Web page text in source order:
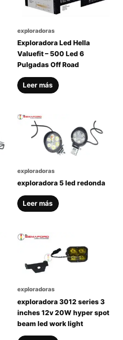
exploradoras
Exploradora Led Hella
Valuefit – 500 Led 6
Pulgadas Off Road
Leer más
exploradoras
exploradora 5 led redonda
Leer más
exploradoras
exploradora 3012 series 3
inches 12v 20W hyper spot
beam led work light